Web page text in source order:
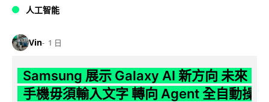
人工智能
Vin 1 日
Samsung 展示 Galaxy AI 新方向 未來
手機毋須輸入文字 轉向 Agent 全自動操